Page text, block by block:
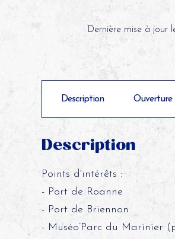
Dernière mise à jour
Description Ouverture
Description
Points d'intérêts :
- Port de Roanne
- Port de Briennon
- Muséo’Parc du Marinier